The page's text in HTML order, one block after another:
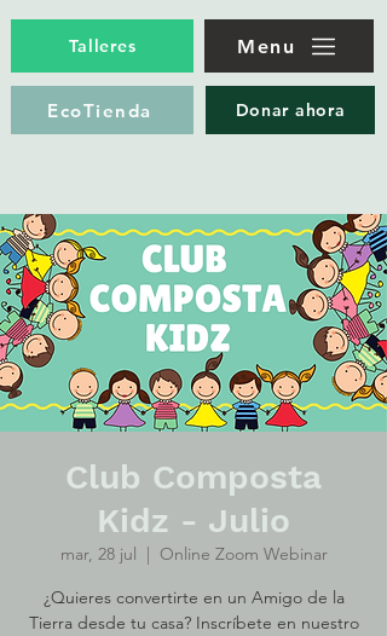
Talleres Menu
EcoTienda Donar ahora
Club Composta
Kidz - Julio
mar, 28 jul
  |
Online Zoom Webinar
¿Quieres convertirte en un Amigo de la
Tierra desde tu casa? Inscríbete en nuestro